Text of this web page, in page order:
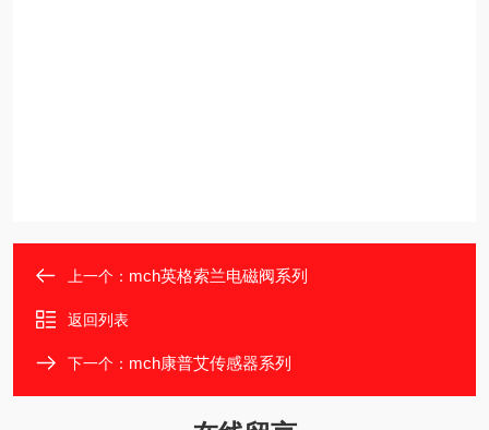
上一个： mch英格索兰电磁阀系列
返回列表
下一个： mch康普艾传感器系列